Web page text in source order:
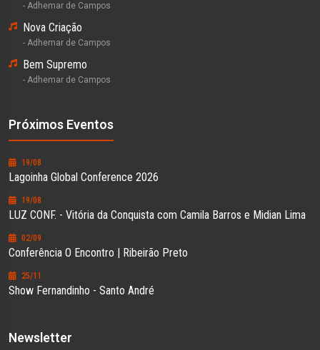
- Adhemar de Campos
Nova Criação
- Adhemar de Campos
Bem Supremo
- Adhemar de Campos
Próximos Eventos
19/08
Lagoinha Global Conference 2026
19/08
LUZ CONF. - Vitória da Conquista com Camila Barros e Midian Lima
02/09
Conferência O Encontro | Ribeirão Preto
25/11
Show Fernandinho - Santo André
Newsletter